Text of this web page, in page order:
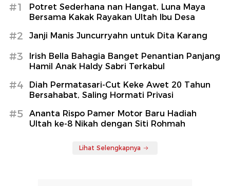
#1
Potret Sederhana nan Hangat, Luna Maya
Bersama Kakak Rayakan Ultah Ibu Desa
#2 Janji Manis Juncurryahn untuk Dita Karang
#3
Irish Bella Bahagia Banget Penantian Panjang
Hamil Anak Haldy Sabri Terkabul
#4
Diah Permatasari-Cut Keke Awet 20 Tahun
Bersahabat, Saling Hormati Privasi
#5
Ananta Rispo Pamer Motor Baru Hadiah
Ultah ke-8 Nikah dengan Siti Rohmah
Lihat Selengkapnya